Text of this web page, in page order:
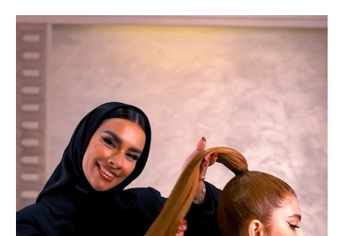
ビジネスと働き方のヒント
経営リーダーのコミュニティ
マーケ×ITの今がよく分かる
ITエンジニア向け専門サイト
企業向けIT製品の総合サイト